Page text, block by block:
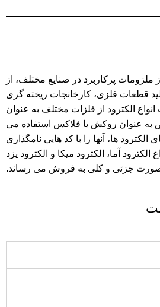
ملزومات پرکاربرد در صنایع مختلف، از
قطعات فلزی، کارخانجات ریخته گری
الکترود از فلزات مختلف به عنوان
عنوان روکش یا فلاکس استفاده می
ها، آنها را با کد هایی نامگذاری
الکترود آما، ا لکترود میکا و الکترود یزد
صورت جزئی و کلی به فروش می رساند.